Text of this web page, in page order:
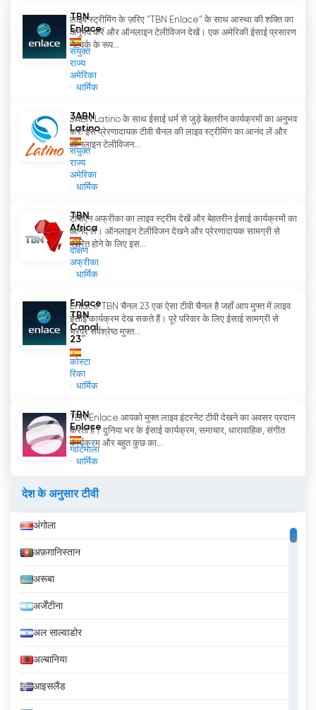
अपने कार्यक्रमों के माध्यम से दुनिया भर में कई लोगों के जीवन को
प्रभावित और परिवर्तित करने में सफलता प्राप्त की है। इस चैनल
द्वारा प्रसारित उपदेश और शिक्षा के परिणामस्वरूप कई लोगों के
जीवन में बदलाव और पुनर्स्थापन के उदाहरण मिलते हैं।
इंजीलवादी सदस्यता आधारित टेलीविजन चैनल है जिसने अपनी पहुंच
का विस्तार करते हुए विश्व भर में व्यापक दर्शकों तक अपनी पहुंच
बनाई है। समृद्धि धर्मशास्त्र पर केंद्रित इस चैनल ने सुसमाचार के
प्रचार और ईसाई मूल्यों के प्रसार के लिए एक मंच प्रदान किया है।
TBN
Enlace
संयुक्त
राज्य
अमेरिका
धार्मिक
लाइव स्ट्रीमिंग के ज़रिए "TBN Enlace" के साथ आस्था की शक्ति का
अनुभव करें और ऑनलाइन टेलीविजन देखें। एक अमेरिकी ईसाई प्रसारण
नेटवर्क के रूप...
3ABN
Latino
संयुक्त
राज्य
अमेरिका
धार्मिक
3ABN Latino के साथ ईसाई धर्म से जुड़े बेहतरीन कार्यक्रमों का अनुभव
करें! इस प्रेरणादायक टीवी चैनल की लाइव स्ट्रीमिंग का आनंद लें और
ऑनलाइन टेलीविजन...
TBN
Africa
दक्षिण
अफ्रीका
धार्मिक
टीबीएन अफ्रीका का लाइव स्ट्रीम देखें और बेहतरीन ईसाई कार्यक्रमों का
आनंद लें। ऑनलाइन टेलीविजन देखने और प्रेरणादायक सामग्री से
प्रेरित होने के लिए इस...
Enlace
TBN
Canal
23
कोस्टा
रिका
धार्मिक
Enlace TBN चैनल 23 एक ऐसा टीवी चैनल है जहाँ आप मुफ्त में लाइव
ईसाई कार्यक्रम देख सकते हैं। पूरे परिवार के लिए ईसाई सामग्री से
भरपूर सर्वश्रेष्ठ मुफ्त...
TBN
Enlace
ग्वाटेमाला
धार्मिक
TBN Enlace आपको मुफ्त लाइव इंटरनेट टीवी देखने का अवसर प्रदान
करता है। दुनिया भर के ईसाई कार्यक्रम, समाचार, धारावाहिक, संगीत
कार्यक्रम और बहुत कुछ का...
देश के अनुसार टीवी
अंगोला
अफ़ग़ानिस्तान
अरूबा
अर्जेंटीना
अल साल्वाडोर
अल्बानिया
आइसलैंड